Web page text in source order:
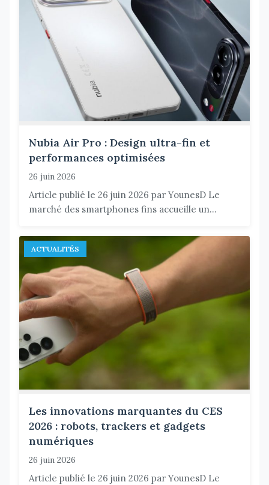
Nubia Air Pro : Design ultra-fin et
performances optimisées
26 juin 2026
Article publié le 26 juin 2026 par YounesD Le
marché des smartphones fins accueille un...
ACTUALITÉS
Les innovations marquantes du CES
2026 : robots, trackers et gadgets
numériques
26 juin 2026
Article publié le 26 juin 2026 par YounesD Le